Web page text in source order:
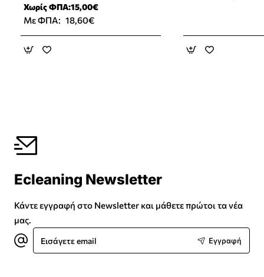
Χωρίς ΦΠΑ:15,00€
Με ΦΠΑ: 18,60€
Ecleaning Newsletter
Κάντε εγγραφή στο Newsletter και μάθετε πρώτοι τα νέα
μας.
Εισάγετε
email
Εγγραφή